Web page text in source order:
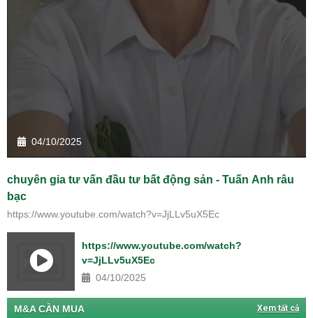
04/10/2025
chuyên gia tư vấn đầu tư bất động sản - Tuấn Anh râu
bạc
https://www.youtube.com/watch?v=JjLLv5uX5Ec
https://www.youtube.com/watch?
v=JjLLv5uX5Ec
04/10/2025
M&A CẦN MUA Xem tất cả